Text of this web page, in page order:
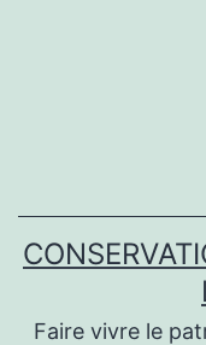
Faire vivre le